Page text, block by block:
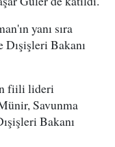
yanı sıra
Dışişleri Bakanı
fiili lideri
Savunma
Bakanı